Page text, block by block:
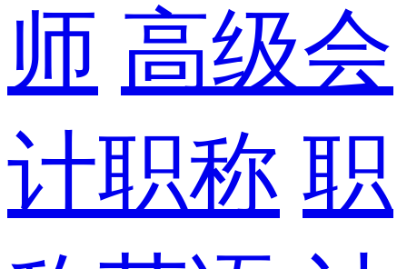
师 高级会
计职称 职